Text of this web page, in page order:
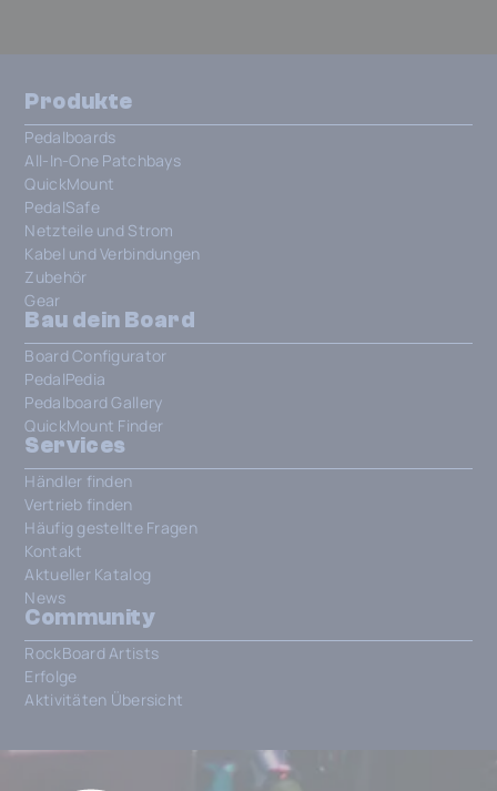
Produkte
Pedalboards
All-In-One Patchbays
QuickMount
PedalSafe
Netzteile und Strom
Kabel und Verbindungen
Zubehör
Gear
Bau dein Board
Board Configurator
PedalPedia
Pedalboard Gallery
QuickMount Finder
Services
Händler finden
Vertrieb finden
Häufig gestellte Fragen
Kontakt
Aktueller Katalog
News
Community
RockBoard Artists
Erfolge
Aktivitäten Übersicht